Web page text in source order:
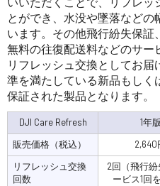
とができ、水没や墜落などの
います。その他飛行紛失保証
無料の往復配送料などのサー
リフレッシュ交換としてお
準を満たしている新品もしく
保証された製品となります。
DJI Care Refresh 1年版
販売価格（税込）
2,640
リフレッシュ交換
回数
2回（飛行
ービス1回